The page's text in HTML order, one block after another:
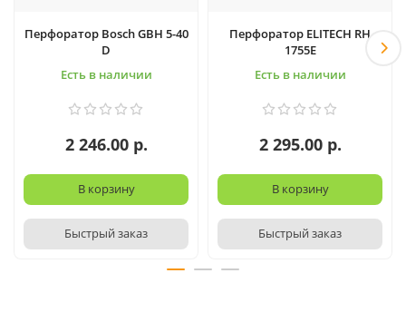
Перфоратор Bosch GBH 5-40
D
Есть в наличии
2 246.00 р.
В корзину
Быстрый заказ
Перфоратор ELITECH RH
1755E
Есть в наличии
2 295.00 р.
В корзину
Быстрый заказ